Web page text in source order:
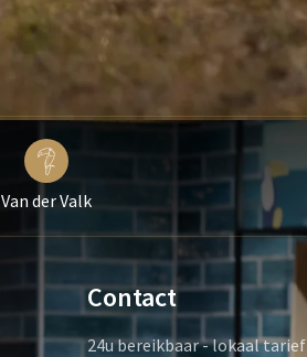
Van der Valk
Contact
24u bereikbaar - lokaal tarief